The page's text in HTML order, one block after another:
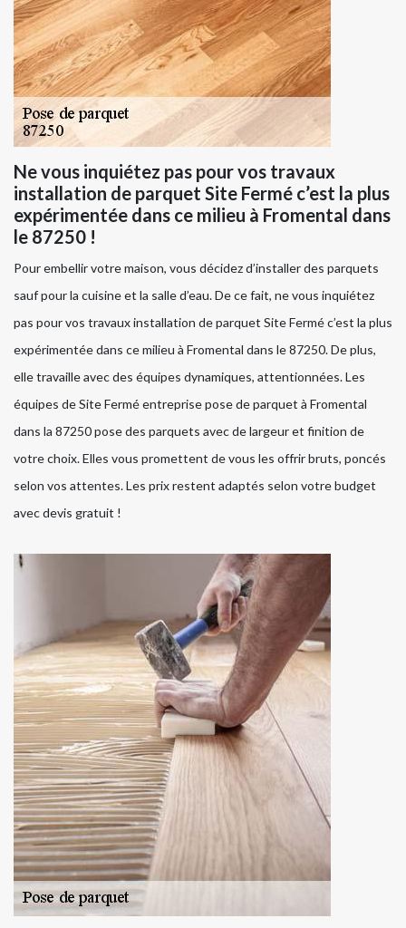
Ne vous inquiétez pas pour vos travaux
installation de parquet Site Fermé c’est la plus
expérimentée dans ce milieu à Fromental dans
le 87250 !
Pour embellir votre maison, vous décidez d’installer des parquets
sauf pour la cuisine et la salle d’eau. De ce fait, ne vous inquiétez
pas pour vos travaux installation de parquet Site Fermé c’est la plus
expérimentée dans ce milieu à Fromental dans le 87250. De plus,
elle travaille avec des équipes dynamiques, attentionnées. Les
équipes de Site Fermé entreprise pose de parquet à Fromental
dans la 87250 pose des parquets avec de largeur et finition de
votre choix. Elles vous promettent de vous les offrir bruts, poncés
selon vos attentes. Les prix restent adaptés selon votre budget
avec devis gratuit !